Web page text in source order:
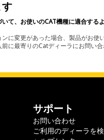
て、お使いのCAT機種に適合する
に変更があった場合、製品がお
に最寄りのCatディーラにお問い
サポート
お問い合わせ
ご利用のディーラを